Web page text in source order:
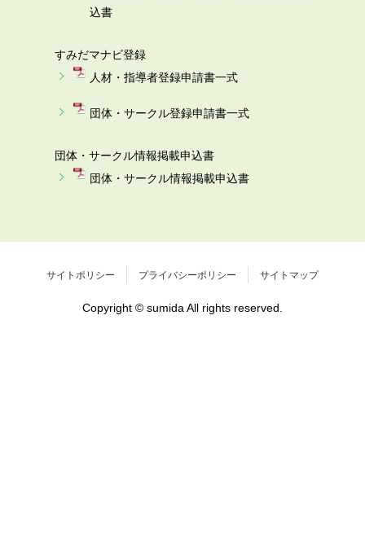
込書
すみだマナビ登録
人材・指導者登録申請書一式
団体・サークル登録申請書一式
団体・サークル情報掲載申込書
団体・サークル情報掲載申込書
サイトポリシー プライバシーポリシー サイトマップ
Copyright © sumida All rights reserved.